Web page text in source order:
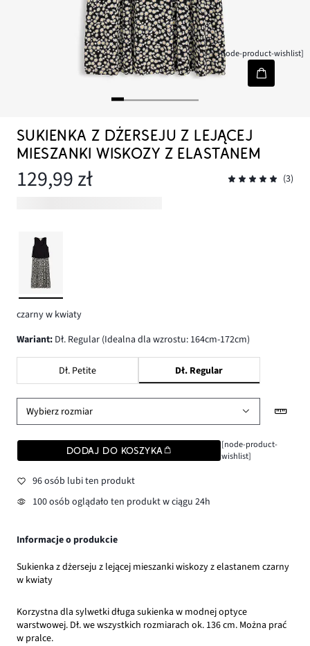
[node-product-wishlist]
SUKIENKA Z DŻERSEJU Z LEJĄCEJ
MIESZANKI WISKOZY Z ELASTANEM
129,99 zł (3)
czarny w kwiaty
wariant: Dł. Regular (Idealna dla wzrostu: 164cm-172cm)
Dł. Petite Dł. Regular
Wybierz rozmiar
DODAJ DO KOSZYKA
[node-product-
wishlist]
96 osób lubi ten produkt
100 osób oglądało ten produkt w ciągu 24h
Informacje o produkcie
Sukienka z dżerseju z lejącej mieszanki wiskozy z elastanem czarny
w kwiaty
Korzystna dla sylwetki długa sukienka w modnej optyce
warstwowej. Dł. we wszystkich rozmiarach ok. 136 cm. Można prać
w pralce.